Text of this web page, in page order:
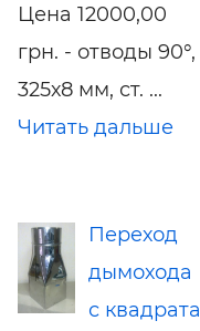
Цена 12000,00
грн. - отводы 90°,
325х8 мм, ст. ...
Читать дальше
Переход
дымохода
с квадрата